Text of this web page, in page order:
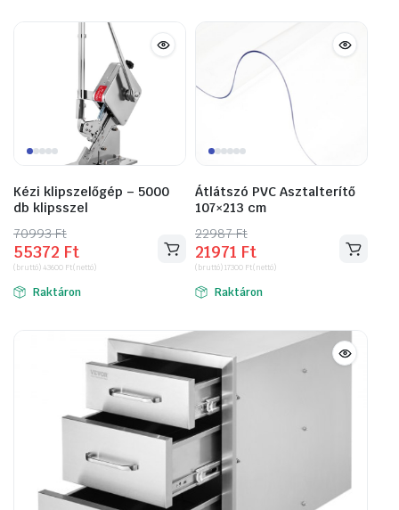
Kézi klipszelőgép – 5000
db klipsszel
70993Ft
Original
price
was:
70993 Ft.
55372 Ft
Current
price
is:
55372 Ft.
(bruttó) 43600 Ft(nettó)
Raktáron
Átlátszó PVC Asztalterítő
107×213 cm
22987Ft
Original
price
was:
22987 Ft.
21971 Ft
Current
price
is:
21971 Ft.
(bruttó)17300 Ft(nettó)
Raktáron